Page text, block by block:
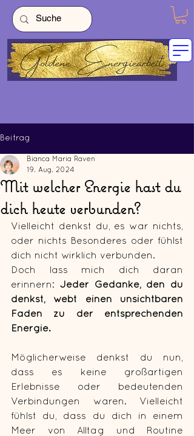
Beitrag
Mit welcher Energie hast du
dich heute verbunden?
Bianca Maria Raven
19. Aug. 2024
Vielleicht denkst du, es war nichts,
oder nichts Besonderes oder fühlst
dich nicht wirklich verbunden.
Doch lass mich dich daran
erinnern: Jeder Gedanke, den du
denkst, webt einen unsichtbaren
Faden zu der entsprechenden
Energie.
Möglicherweise denkst du nun,
dass es keine großartigen
Erlebnisse oder bedeutenden
Verbindungen waren. Vielleicht
fühlst du, dass du dich in einem
Meer von Alltag und Routine